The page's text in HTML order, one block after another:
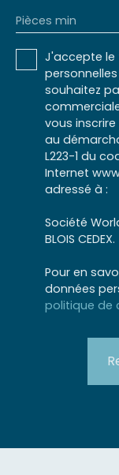
Pièces min
J'accepte le
souhaitez
vous
au
L223-1 du
Internet
adressé à :
Société
BLOIS CEDEX.
Pour en
données
politique de